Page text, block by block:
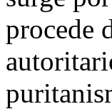
procede